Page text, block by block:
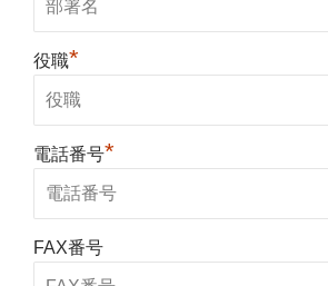
役職*
電話番号*
FAX番号